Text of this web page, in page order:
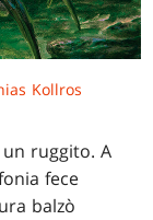
Kollros
ruggito. A
fece
balzò